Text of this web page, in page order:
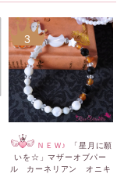
3
ＮＥＷ♪
「星月に願
いを☆」マザーオブパー
ル カーネリアン オニキ